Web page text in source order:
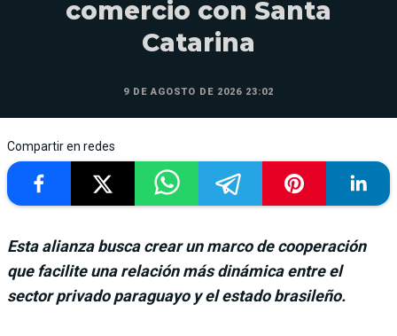
comercio con Santa
Catarina
9 DE AGOSTO DE 2026 23:02
Compartir en redes
Esta alianza busca crear un marco de cooperación
que facilite una relación más dinámica entre el
sector privado paraguayo y el estado brasileño.